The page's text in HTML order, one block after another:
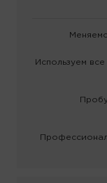
Используем